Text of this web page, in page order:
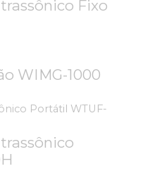
Fixo
WIMG-1000